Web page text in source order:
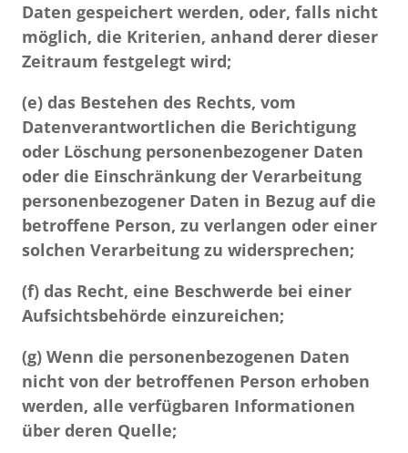
Daten gespeichert werden, oder, falls nicht
möglich, die Kriterien, anhand derer dieser
Zeitraum festgelegt wird;
(e) das Bestehen des Rechts, vom
Datenverantwortlichen die Berichtigung
oder Löschung personenbezogener Daten
oder die Einschränkung der Verarbeitung
personenbezogener Daten in Bezug auf die
betroffene Person, zu verlangen oder einer
solchen Verarbeitung zu widersprechen;
(f) das Recht, eine Beschwerde bei einer
Aufsichtsbehörde einzureichen;
(g) Wenn die personenbezogenen Daten
nicht von der betroffenen Person erhoben
werden, alle verfügbaren Informationen
über deren Quelle;